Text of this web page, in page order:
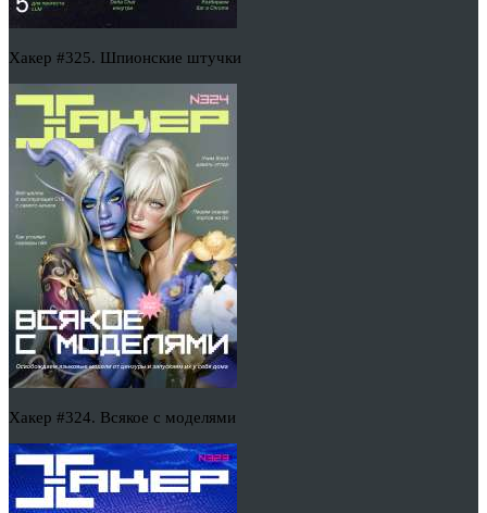
Хакер #325. Шпионские штучки
Хакер #324. Всякое с моделями